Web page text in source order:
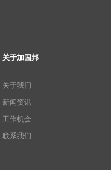
关于加固邦
关于我们
新闻资讯
工作机会
联系我们